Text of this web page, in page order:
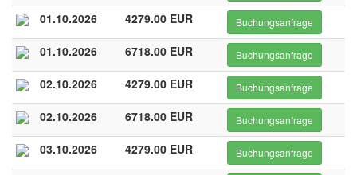
01.10.2026 4279.00 EUR Buchungsanfrage
01.10.2026 6718.00 EUR Buchungsanfrage
02.10.2026 4279.00 EUR Buchungsanfrage
02.10.2026 6718.00 EUR Buchungsanfrage
03.10.2026 4279.00 EUR Buchungsanfrage